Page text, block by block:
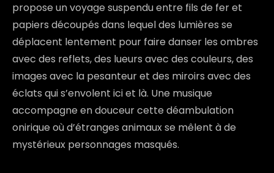
propose un voyage suspendu entre fils de fer et
papiers découpés dans lequel des lumières se
déplacent lentement pour faire danser les ombres
avec des reflets, des lueurs avec des couleurs, des
images avec la pesanteur et des miroirs avec des
éclats qui s’envolent ici et là. Une musique
accompagne en douceur cette déambulation
onirique où d’étranges animaux se mêlent à de
mystérieux personnages masqués.